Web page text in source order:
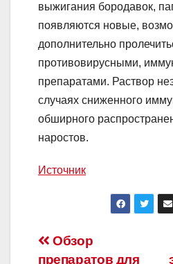
выжигания бородавок,
появляются новые,
дополнительно
противовирусными,
препаратами. Раствор
случаях сниженного
обширного
наростов.
Источник
Навигация
Обзор
препаратов для